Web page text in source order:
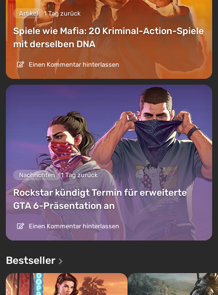
Artikel 1 Tag zurück
Spiele wie Mafia: 20 Kriminal-Action-Spiele
mit derselben DNA
Einen Kommentar hinterlassen
Nachrichten 1 Tag zurück
Rockstar kündigt Termin für erweiterte
GTA 6-Präsentation an
Einen Kommentar hinterlassen
Bestseller